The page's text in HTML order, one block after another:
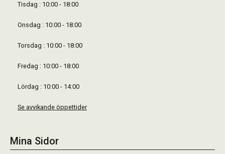
Tisdag : 10:00 - 18:00
Onsdag : 10:00 - 18:00
Torsdag : 10:00 - 18:00
Fredag : 10:00 - 18:00
Lördag : 10:00 - 14:00
Se avvikande öppettider
Mina Sidor